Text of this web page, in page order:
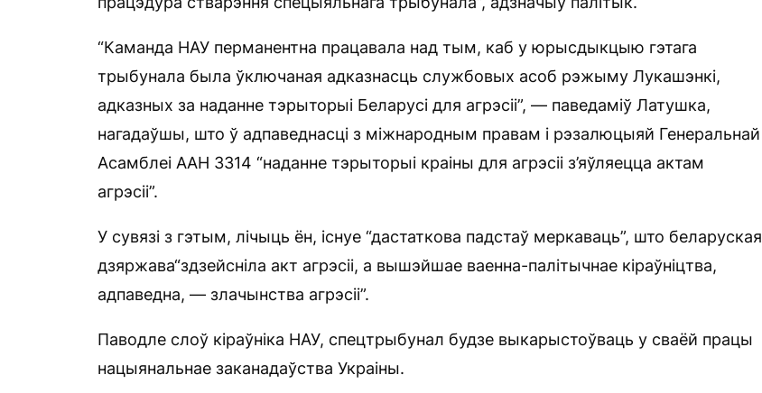
“Каманда НАУ перманентна працавала над тым, каб у юрысдыкцыю гэтага
трыбунала была ўключаная адказнасць службовых асоб рэжыму Лукашэнкі,
адказных за наданне тэрыторыі Беларусі для агрэсіі”, — паведаміў Латушка,
нагадаўшы, што ў адпаведнасці з міжнародным правам і рэзалюцыяй Генеральнай
Асамблеі ААН 3314 “наданне тэрыторыі краіны для агрэсіі з’яўляецца актам
агрэсіі”.
У сувязі з гэтым, лічыць ён, існуе “дастаткова падстаў меркаваць”, што беларуская
дзяржава“здзейсніла акт агрэсіі, а вышэйшае ваенна-палітычнае кіраўніцтва,
адпаведна, — злачынства агрэсіі”.
Паводле слоў кіраўніка НАУ, спецтрыбунал будзе выкарыстоўваць у сваёй працы
нацыянальнае заканадаўства Украіны.